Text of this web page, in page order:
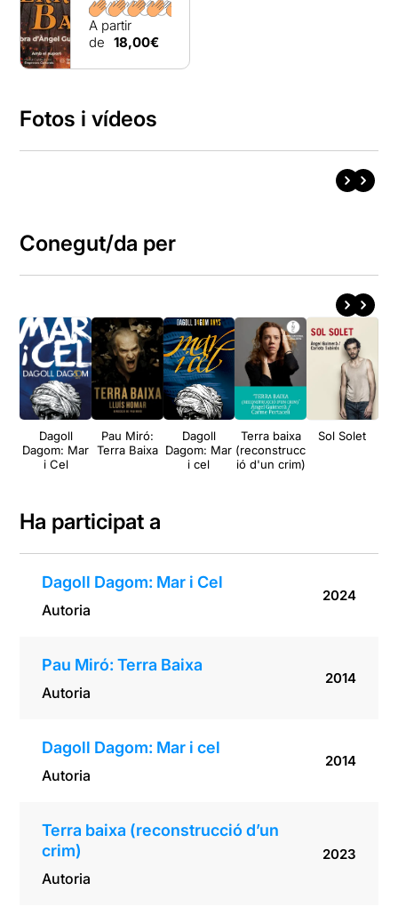
A partir
de 18,00€
Fotos i vídeos
Conegut/da per
Dagoll
Dagom: Mar
i Cel
Pau Miró:
Terra Baixa
Dagoll
Dagom: Mar
i cel
Terra baixa
(reconstrucc
ió d'un crim)
Sol Solet
Ha participat a
Dagoll Dagom: Mar i Cel
Autoria
2024
Pau Miró: Terra Baixa
Autoria
2014
Dagoll Dagom: Mar i cel
Autoria
2014
Terra baixa (reconstrucció d’un
crim)
Autoria
2023